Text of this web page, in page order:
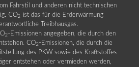
Fahrstil und anderen nicht technischen
CO2 ist das für die Erderwärmung
Treibhausgas.
2 -Emissionen angegeben, die durch den
CO2 -Emissionen, die durch die
des PKW sowie des Kraftstoffes
entstehen oder vermieden werden,